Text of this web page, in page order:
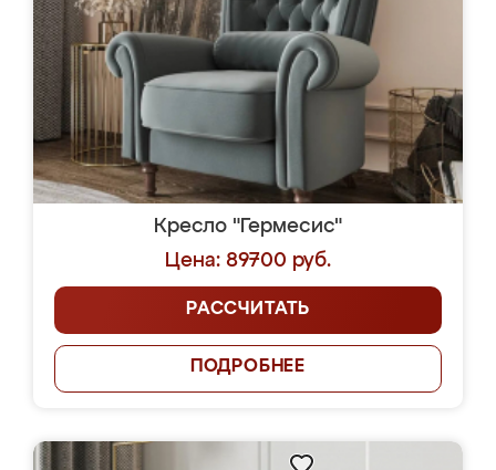
Кресло "Гермесис"
Цена: 89700 руб.
РАССЧИТАТЬ
ПОДРОБНЕЕ